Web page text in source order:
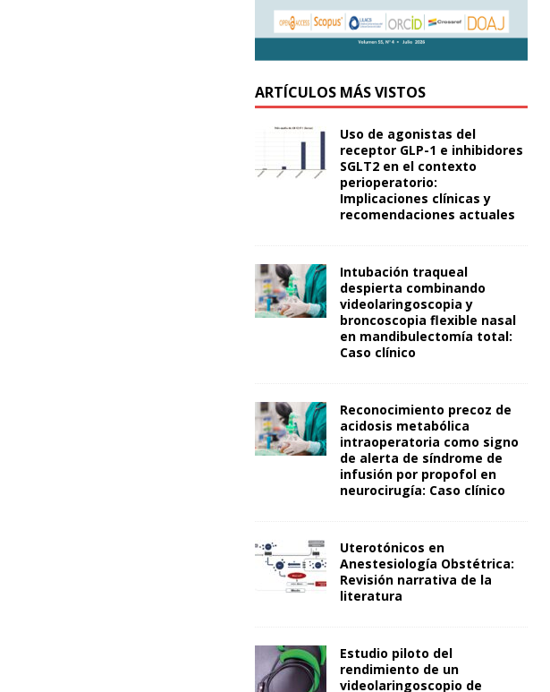
ARTÍCULOS MÁS VISTOS
Uso de agonistas del
receptor GLP-1 e inhibidores
SGLT2 en el contexto
perioperatorio:
Implicaciones clínicas y
recomendaciones actuales
Intubación traqueal
despierta combinando
videolaringoscopia y
broncoscopia flexible nasal
en mandibulectomía total:
Caso clínico
Reconocimiento precoz de
acidosis metabólica
intraoperatoria como signo
de alerta de síndrome de
infusión por propofol en
neurocirugía: Caso clínico
Uterotónicos en
Anestesiología Obstétrica:
Revisión narrativa de la
literatura
Estudio piloto del
rendimiento de un
videolaringoscopio de